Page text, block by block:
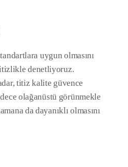
uygun olmasını
denetliyoruz.
titiz kalite güvence
olağanüstü görünmekle
da dayanıklı olmasını